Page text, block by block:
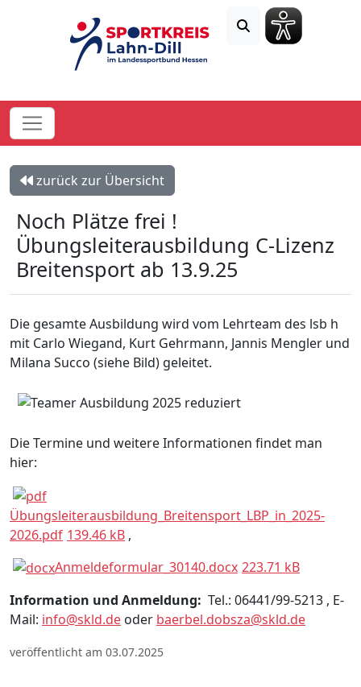
zurück zur Übersicht
Noch Plätze frei !
Übungsleiterausbildung C-Lizenz
Breitensport ab 13.9.25
Die gesamte Ausbildung wird vom Lehrteam des lsb h
mit Carlo Wiegand, Kurt Gehrmann, Jannis Mengler und
Milana Succo (siehe Bild) geleitet.
Die Termine und weitere Informationen findet man
hier:
Übungsleiterausbildung_Breitensport_LBP_in_2025-
2026.pdf 139.46 kB ,
Anmeldeformular_30140.docx 223.71 kB
Information und Anmeldung: Tel.: 06441/99-5213 , E-
Mail: info@skld.de oder baerbel.dobsza@skld.de
veröffentlicht am 03.07.2025